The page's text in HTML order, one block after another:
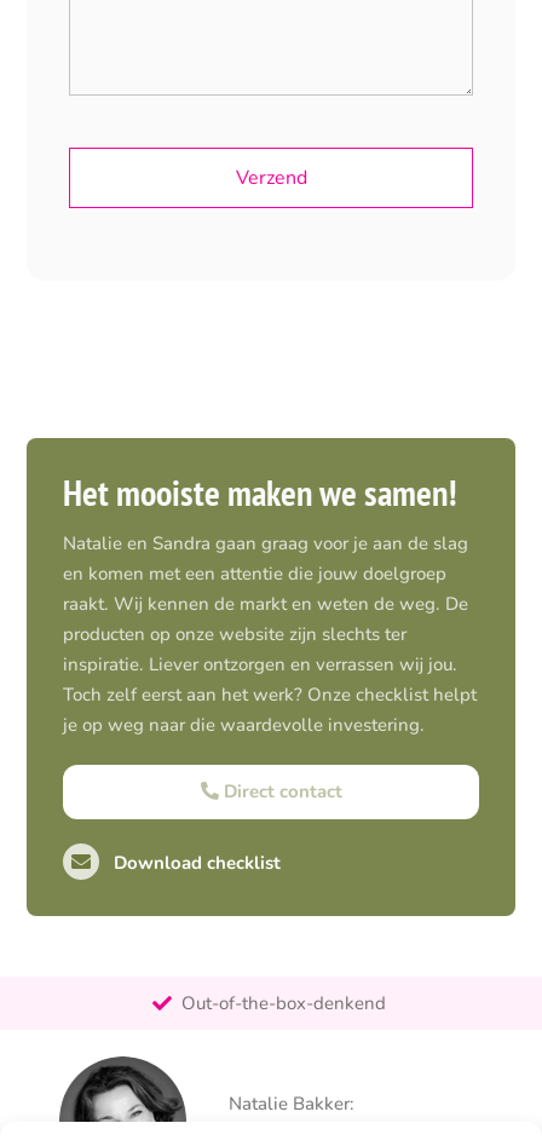
Het mooiste maken we samen!
Natalie en Sandra gaan graag voor je aan de slag
en komen met een attentie die jouw doelgroep
raakt. Wij kennen de markt en weten de weg. De
producten op onze website zijn slechts ter
inspiratie. Liever ontzorgen en verrassen wij jou.
Toch zelf eerst aan het werk? Onze checklist helpt
je op weg naar die waardevolle investering.
Direct contact
Download checklist
Out-of-the-box-denkend
Persoonlijk
Natalie Bakker: